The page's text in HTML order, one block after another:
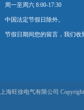
周一至周六 8:00-17:30
中国法定节假日除外。
节假日期间您的留言，我们收
上海旺徐电气有限公司